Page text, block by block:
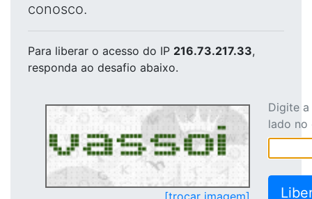
conosco.
Para liberar o acesso do IP 216.73.217.33,
responda ao desafio abaixo.
[trocar imagem]
Digite
lado no